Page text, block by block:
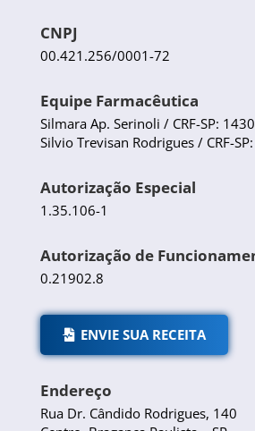
CNPJ
00.421.256/0001-72
Equipe Farmacêutica
Silmara Ap. Serinoli / CRF-SP:
Silvio Trevisan Rodrigues / CRF-
Autorização Especial
1.35.106-1
Autorização de
0.21902.8
ENVIE SUA RECEITA
Endereço
Rua Dr. Cândido Rodrigues, 140